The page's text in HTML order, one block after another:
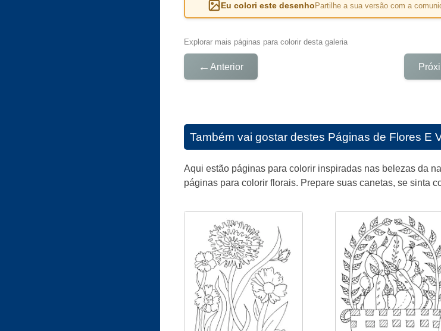
Eu colori este desenho Partilhe a sua versão com a
Explorar mais páginas para colorir desta galeria
← Anterior
Também vai gostar destes Páginas de Flores E
Aqui estão páginas para colorir inspiradas nas belezas da
páginas para colorir florais. Prepare suas canetas, se sinta